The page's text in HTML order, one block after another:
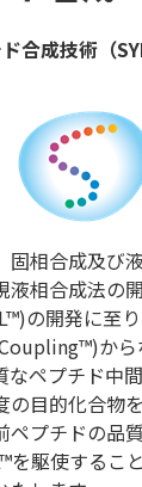
合成技術（
固相合成及び
液相合成法の
の開発に至
から
なペプチド中
の目的化合物
ペプチドの品
を駆使するこ